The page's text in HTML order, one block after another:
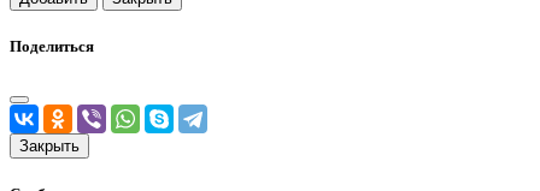
Поделиться
Закрыть